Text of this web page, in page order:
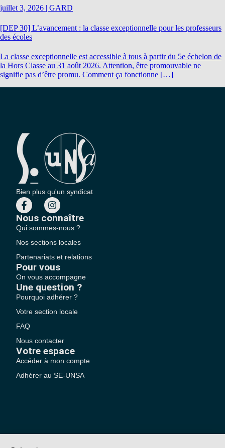
juillet 3, 2026 | GARD
[DEP 30] L’avancement : la classe exceptionnelle pour les professeurs
des écoles
La classe exceptionnelle est accessible à tous à partir du 5e échelon de
la Hors Classe au 31 août 2026. Attention, être promouvable ne
signifie pas d’être promu. Comment ça fonctionne […]
Bien plus qu'un syndicat
Nous connaître
Qui sommes-nous ?
Nos sections locales
Partenariats et relations
Pour vous
On vous accompagne
Une question ?
Pourquoi adhérer ?
Votre section locale
FAQ
Nous contacter
Votre espace
Accéder à mon compte
Adhérer au SE-UNSA